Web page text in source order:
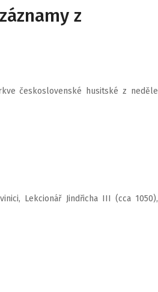
z
československé husitské z neděle
Lekcionář Jindřicha III (cca 1050),